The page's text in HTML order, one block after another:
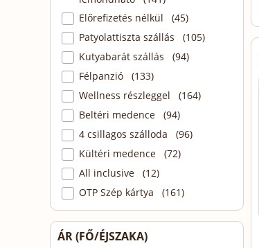
Előrefizetés nélkül (45)
Patyolattiszta szállás (105)
Kutyabarát szállás (94)
Félpanzió (133)
Wellness részleggel (164)
Beltéri medence (94)
4 csillagos szálloda (96)
Kültéri medence (72)
All inclusive (12)
OTP Szép kártya (161)
ÁR (FŐ/ÉJSZAKA)